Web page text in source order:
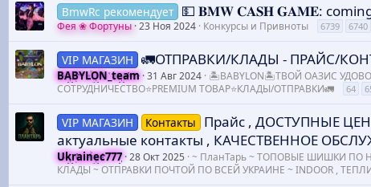
BmwRc рекомендует 💵 𝐁𝐌𝐖 𝐂𝐀𝐒𝐇 𝐆𝐀𝐌𝐄:
Фея ❀ Фортуны 23 Ноя 2024 Конкурсы и Привноты 6739 6740
VIP МАГАЗИН 🚛ОТПРАВКИ/КЛАДЫ - ПРАЙС/
BABYLON_team 31 Авг 2024 🏝️BABYLON🏝️ТВОЙ ОАЗИС
СОТРУДНИЧЕСТВО⭐PREMIUM ТОВАР⭐КЛАДЫ/ОТПРАВКИ🚛
64
VIP МАГАЗИН Контакты
Прайс , ДОСТУПНЫЕ
актуальные контакты , КАЧЕСТВЕННОЕ
Ukrainec777 28 Окт 2025 ~ ПланТарь ~ ТОПОВЫЕ ШИШКИ ПО
КЛАДЫ ~ ОТПРАВКИ ПОЧТОЙ ПО ВСЕЙ УКРАИНЕ ~ INDOOR ,